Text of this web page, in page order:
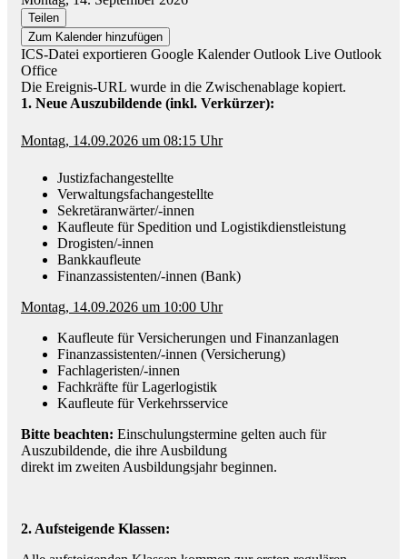
Teilen
Zum Kalender hinzufügen
ICS-Datei exportieren Google KalenderOutlook Live Outlook
Office
Die Ereignis-URL wurde in die Zwischenablage kopiert.
1. Neue Auszubildende (inkl. Verkürzer):
Montag, 14.09.2026 um 08:15 Uhr
Justizfachangestellte
Verwaltungsfachangestellte
Sekretäranwärter/-innen
Kaufleute für Spedition und Logistikdienstleistung
Drogisten/-innen
Bankkaufleute
Finanzassistenten/-innen (Bank)
Montag, 14.09.2026 um 10:00 Uhr
Kaufleute für Versicherungen und Finanzanlagen
Finanzassistenten/-innen (Versicherung)
Fachlageristen/-innen
Fachkräfte für Lagerlogistik
Kaufleute für Verkehrsservice
Bitte beachten: Einschulungstermine gelten auch für
Auszubildende, die ihre Ausbildung
direkt im zweiten Ausbildungsjahr beginnen.
2. Aufsteigende Klassen: